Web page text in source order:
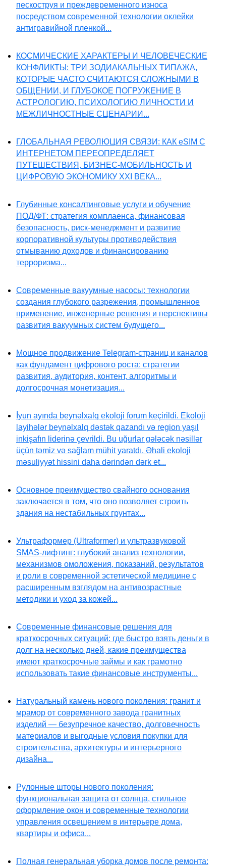
пескоструя и преждевременного износа
посредством современной технологии оклейки
антигравийной пленкой...
КОСМИЧЕСКИЕ ХАРАКТЕРЫ И ЧЕЛОВЕЧЕСКИЕ
КОНФЛИКТЫ: ТРИ ЗОДИАКАЛЬНЫХ ТИПАЖА,
КОТОРЫЕ ЧАСТО СЧИТАЮТСЯ СЛОЖНЫМИ В
ОБЩЕНИИ, И ГЛУБОКОЕ ПОГРУЖЕНИЕ В
АСТРОЛОГИЮ, ПСИХОЛОГИЮ ЛИЧНОСТИ И
МЕЖЛИЧНОСТНЫЕ СЦЕНАРИИ...
ГЛОБАЛЬНАЯ РЕВОЛЮЦИЯ СВЯЗИ: КАК eSIM С
ИНТЕРНЕТОМ ПЕРЕОПРЕДЕЛЯЕТ
ПУТЕШЕСТВИЯ, БИЗНЕС-МОБИЛЬНОСТЬ И
ЦИФРОВУЮ ЭКОНОМИКУ XXI ВЕКА...
Глубинные консалтинговые услуги и обучение
ПОД/ФТ: стратегия комплаенса, финансовая
безопасность, риск-менеджмент и развитие
корпоративной культуры противодействия
отмыванию доходов и финансированию
терроризма...
Современные вакуумные насосы: технологии
создания глубокого разрежения, промышленное
применение, инженерные решения и перспективы
развития вакуумных систем будущего...
Мощное продвижение Telegram-страниц и каналов
как фундамент цифрового роста: стратегии
развития, аудитория, контент, алгоритмы и
долгосрочная монетизация...
İyun ayında beynəlxalq ekoloji forum keçirildi. Ekoloji
layihələr beynəlxalq dəstək qazandı və region yaşıl
inkişafın liderinə çevrildi. Bu uğurlar gələcək nəsillər
üçün təmiz və sağlam mühit yaratdı. Əhali ekoloji
məsuliyyət hissini daha dərindən dərk et...
Основное преимущество свайного основания
заключается в том, что оно позволяет строить
здания на нестабильных грунтах...
Ультраформер (Ultraformer) и ультразвуковой
SMAS-лифтинг: глубокий анализ технологии,
механизмов омоложения, показаний, результатов
и роли в современной эстетической медицине с
расширенным взглядом на антивозрастные
методики и уход за кожей...
Современные финансовые решения для
краткосрочных ситуаций: где быстро взять деньги в
долг на несколько дней, какие преимущества
имеют краткосрочные займы и как грамотно
использовать такие финансовые инструменты...
Натуральный камень нового поколения: гранит и
мрамор от современного завода гранитных
изделий — безупречное качество, долговечность
материалов и выгодные условия покупки для
строительства, архитектуры и интерьерного
дизайна...
Рулонные шторы нового поколения:
функциональная защита от солнца, стильное
оформление окон и современные технологии
управления освещением в интерьере дома,
квартиры и офиса...
Полная генеральная уборка домов после ремонта: